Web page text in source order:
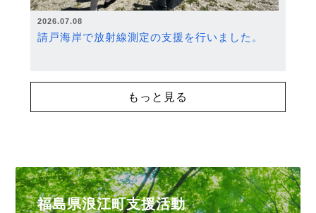
2026.07.08
請戸海岸で放射線測定の支援を行いました。
もっと見る
福島県浪江町支援活動